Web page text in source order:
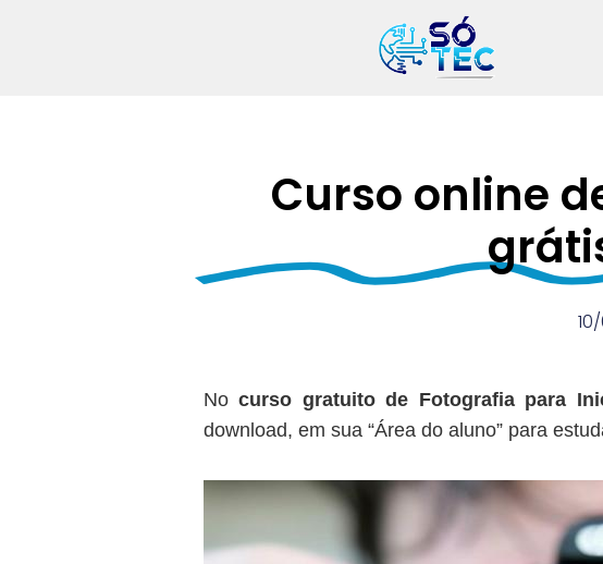
Curso online
Nocurso gratuito de Fotografia para
download, em sua “Área do aluno” para